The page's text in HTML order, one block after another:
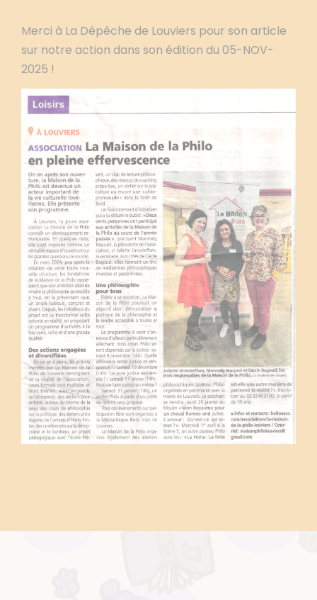
Merci à La Dépêche de Louviers pour son article
sur notre action dans son édition du 05-NOV-
2025 !